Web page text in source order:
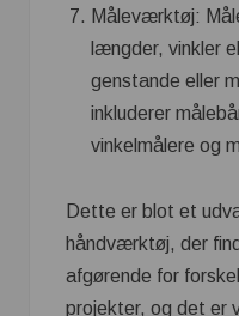
Måleværktøj:
længder, vinkler
genstande eller
inkluderer
vinkelmålere og
Dette er blot et
håndværktøj, der
afgørende for
projekter, og det er